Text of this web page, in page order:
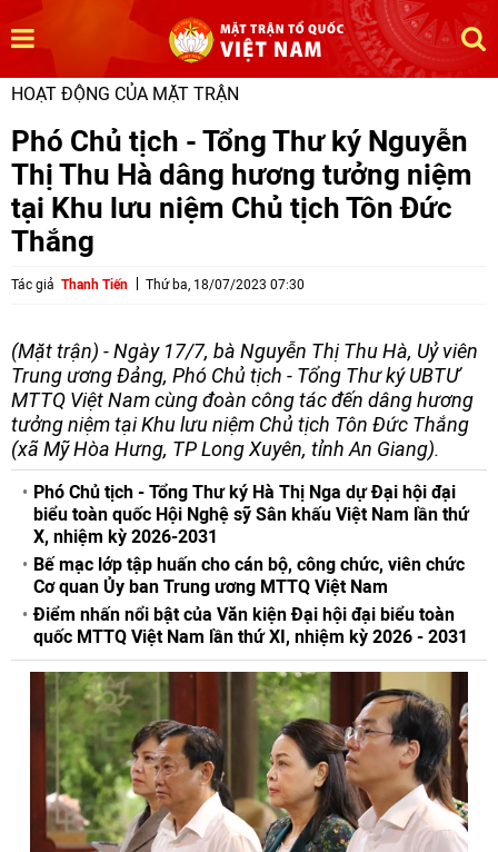
HOẠT ĐỘNG CỦA MẶT TRẬN
Phó Chủ tịch - Tổng Thư ký Nguyễn
Thị Thu Hà dâng hương tưởng niệm
tại Khu lưu niệm Chủ tịch Tôn Đức
Thắng
Tác giả Thanh Tiến Thứ ba, 18/07/2023 07:30
(Mặt trận) - Ngày 17/7, bà Nguyễn Thị Thu Hà, Uỷ viên
Trung ương Đảng, Phó Chủ tịch - Tổng Thư ký UBTƯ
MTTQ Việt Nam cùng đoàn công tác đến dâng hương
tưởng niệm tại Khu lưu niệm Chủ tịch Tôn Đức Thắng
(xã Mỹ Hòa Hưng, TP Long Xuyên, tỉnh An Giang).
Phó Chủ tịch - Tổng Thư ký Hà Thị Nga dự Đại hội đại
biểu toàn quốc Hội Nghệ sỹ Sân khấu Việt Nam lần thứ
X, nhiệm kỳ 2026-2031
Bế mạc lớp tập huấn cho cán bộ, công chức, viên chức
Cơ quan Ủy ban Trung ương MTTQ Việt Nam
Điểm nhấn nổi bật của Văn kiện Đại hội đại biểu toàn
quốc MTTQ Việt Nam lần thứ XI, nhiệm kỳ 2026 - 2031